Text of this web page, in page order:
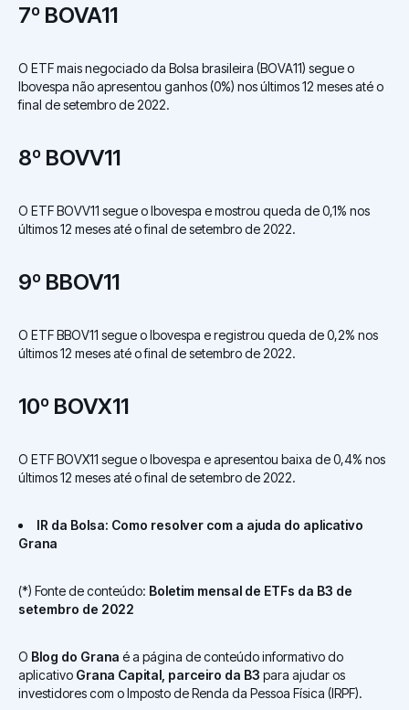
7º BOVA11
O ETF mais negociado da Bolsa brasileira (BOVA11) segue o
Ibovespa não apresentou ganhos (0%) nos últimos 12 meses até o
final de setembro de 2022.
8º BOVV11
O ETF BOVV11 segue o Ibovespa e mostrou queda de 0,1% nos
últimos 12 meses até o final de setembro de 2022.
9º BBOV11
O ETF BBOV11 segue o Ibovespa e registrou queda de 0,2% nos
últimos 12 meses até o final de setembro de 2022.
10º BOVX11
O ETF BOVX11 segue o Ibovespa e apresentou baixa de 0,4% nos
últimos 12 meses até o final de setembro de 2022.
IR da Bolsa: Como resolver com a ajuda do aplicativo
Grana
(*) Fonte de conteúdo: Boletim mensal de ETFs da B3 de
setembro de 2022
O Blog do Grana é a página de conteúdo informativo do
aplicativo Grana Capital, parceiro da B3 para ajudar os
investidores com o Imposto de Renda da Pessoa Física (IRPF).